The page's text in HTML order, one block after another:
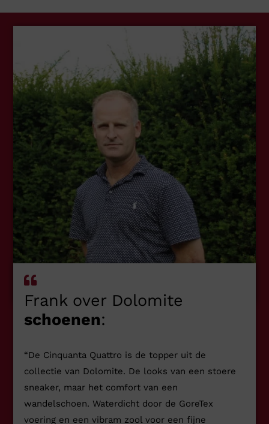
Frank over Dolomite
schoenen:
“De Cinquanta Quattro is de topper uit de
collectie van Dolomite. De looks van een stoere
sneaker, maar het comfort van een
wandelschoen. Waterdicht door de GoreTex
voering en een vibram zool voor een fijne